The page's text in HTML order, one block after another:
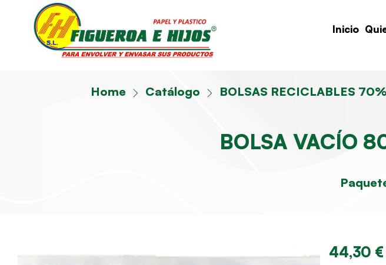
Inicio
Home Catálogo BOLSAS RECICLABLES
BOLSA VACÍO
44,30 €